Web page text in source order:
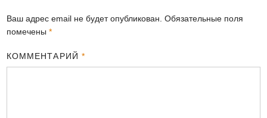
Ваш адрес email не будет опубликован. Обязательные поля
помечены*
КОММЕНТАРИЙ *